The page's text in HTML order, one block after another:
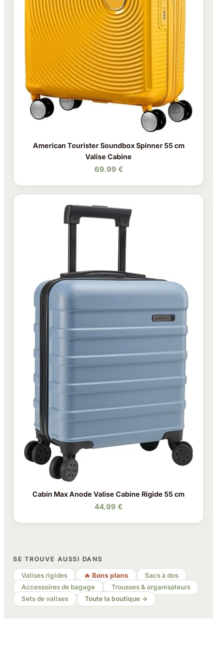
American Tourister Soundbox Spinner 55 cm
Valise Cabine
69.99 €
Cabin Max Anode Valise Cabine Rigide 55 cm
44.99 €
SE TROUVE AUSSI DANS
Valises rigides 🔥 Bons plans
Sacs à dos
Accessoires de bagage
Trousses & organisateurs
Sets de valises
Toute la boutique →